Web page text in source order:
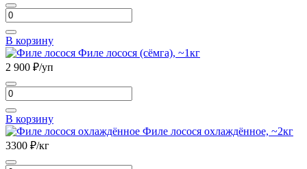
Количество
товара
Филе
лососевых
пород
порционные
кубики,
~1кг
В корзину
Филе лосося (сёмга), ~1кг
2 900 ₽/уп
Количество
товара
Филе
лосося
(сёмга),
~1кг
В корзину
Филе лосося охлаждённое, ~2кг
3300 ₽/кг